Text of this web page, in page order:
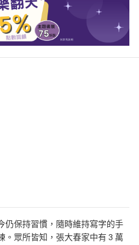
仍保持習慣，隨時維持寫字的手
。眾所皆知，張大春家中有 3 萬